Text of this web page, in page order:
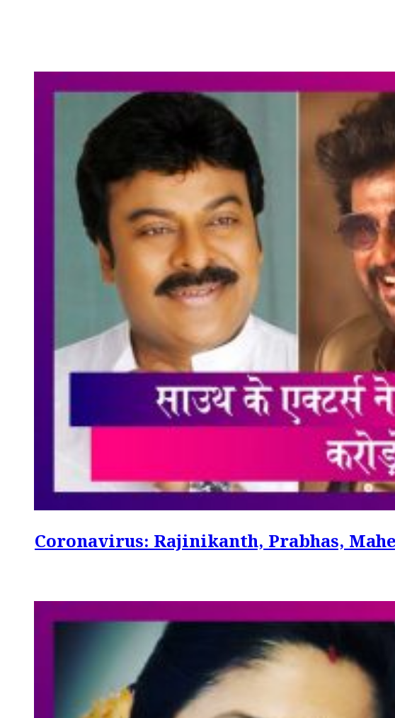
Coronavirus: Rajinikanth, Prabhas, Mahesh